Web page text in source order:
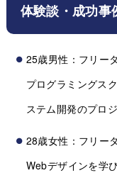
体験談・成功事
25歳男性：フリー
プログラミングス
ステム開発のプロ
28歳女性：フリー
Webデザインを学